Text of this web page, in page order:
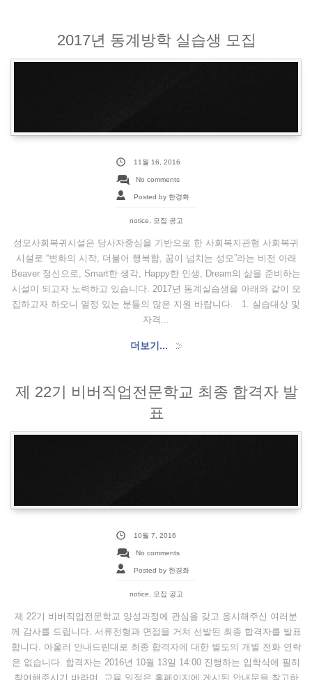
2017년 동계방학 실습생 모집
11월 16, 2016
No comments
Posted by 한경화
notice, 모집 공고
성모사회복귀시설은 당사자중심을 기반으로 한 사회복지관형 사회복귀
시설로 “변화의 시작, 더불어 행복함, 꿈이 넘치는 성모”라는 비전 아래
Beaver 정신으로, Smart한 생각, Happy한 인생, Dream의 삶을 준비하는
시설이 되고자 노력하고 있습니다. 2017년 동계실습생을 아래와 같이 모
집하고자 하오니 열정 있는 분들의 많은 지원 바랍니다. 1. 실습대상 및
자격...
더보기...
제 22기 비버직업전문학교 최종 합격자 발
표
10월 7, 2016
No comments
Posted by 한경화
notice 모집 공고
제 22기 비버직업전문학교 양성과정에 관심을 갖고 응시해주신 여러분
께 감사를 드립니다. 서류전형과 면접을 거쳐 선발된 최종 합격자를 발표
합니다. 아울러 안내드린대로 최종 합격자에 대한 별도의 개별 전화 연락
은 없습니다. 합격자는 2016년 10월 13일 14:00 진행하는 입학식에 필히
참여해주시기 바라며, 교육 일정은 홈페이지에 게시된 안내문을 참고하